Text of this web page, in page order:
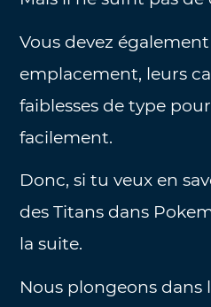
Vous devez
emplacement, leurs
faiblesses de type
facilement.
Donc, si tu veux en
des Titans dans
la suite.
Nous plongeons dans